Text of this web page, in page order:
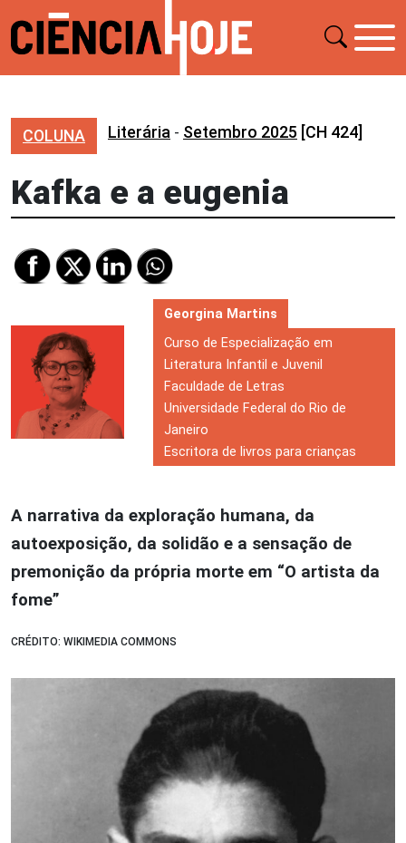
COLUNA Literária - Setembro 2025 [CH 424]
Kafka e a eugenia
Georgina Martins
Curso de Especialização em
Literatura Infantil e Juvenil
Faculdade de Letras
Universidade Federal do Rio de
Janeiro
Escritora de livros para crianças
A narrativa da exploração humana, da
autoexposição, da solidão e a sensação de
premonição da própria morte em “O artista da
fome”
CRÉDITO: WIKIMEDIA COMMONS